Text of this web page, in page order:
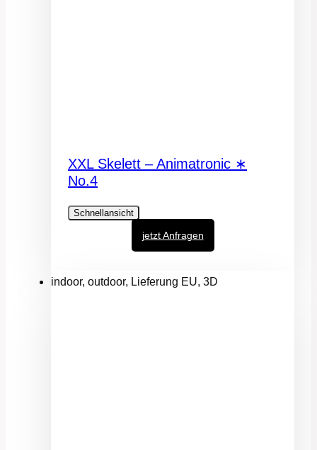
XXL Skelett – Animatronic ∗
No.4
Schnellansicht
jetzt Anfragen
indoor, outdoor, Lieferung EU, 3D